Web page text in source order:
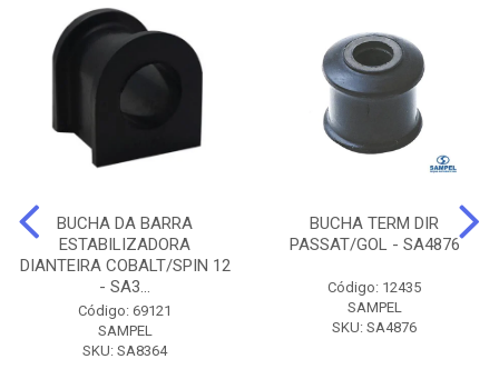
BUCHA DA BARRA
ESTABILIZADORA
DIANTEIRA COBALT/SPIN 12
- SA3...
Código: 69121
SAMPEL
SKU: SA8364
BUCHA TERM DIR
PASSAT/GOL - SA4876
Código: 12435
SAMPEL
SKU: SA4876